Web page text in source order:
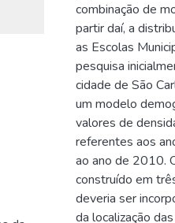
combinação de
partir daí, a
as Escolas
pesquisa
cidade de São
um modelo
valores de
referentes aos
ao ano de 2010.
construído em
deveria ser
da localização